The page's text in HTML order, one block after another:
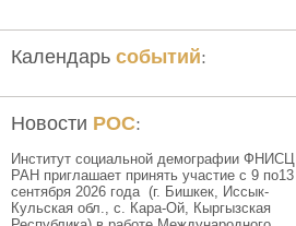
Календарь событий:
Новости РОС:
Институт социальной демографии ФНИСЦ
РАН приглашает принять участие с 9 по13
сентября 2026 года (г. Бишкек, Иссык-
Кульская обл., c. Кара-Ой, Кыргызская